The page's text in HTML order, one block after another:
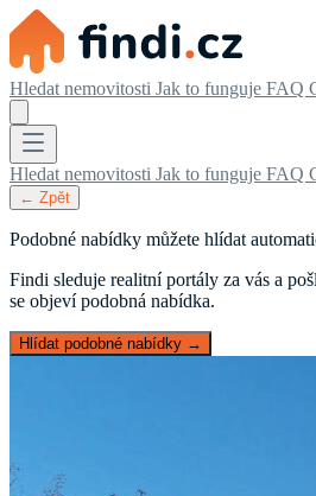
Hledat nemovitosti Jak to funguje FAQ
Hledat nemovitosti Jak to funguje FAQ
← Zpět
Podobné nabídky můžete hlídat
Findi sleduje realitní portály za vás a
se objeví podobná nabídka.
Hlídat podobné nabídky →